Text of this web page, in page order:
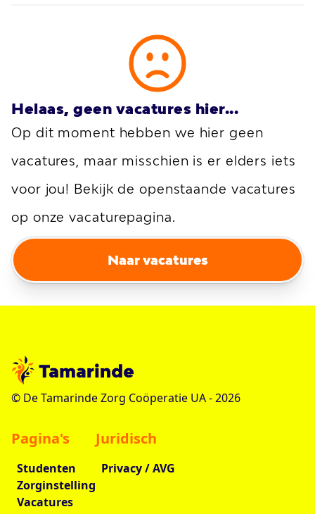
Helaas, geen vacatures hier...
Op dit moment hebben we hier geen
vacatures, maar misschien is er elders iets
voor jou! Bekijk de openstaande vacatures
op onze vacaturepagina.
Naar vacatures
© De Tamarinde Zorg Coöperatie UA -2026
Pagina's
Studenten
Zorginstelling
Vacatures
Juridisch
Privacy / AVG